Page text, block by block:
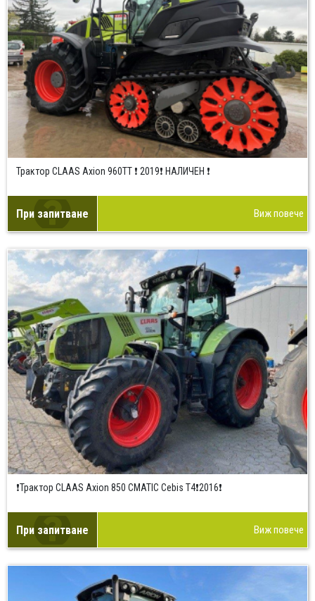
Трактор CLAAS Axion 960TT ❗ 2019❗ НАЛИЧЕН ❗
При запитване Виж повече
❗Трактор CLAAS Axion 850 CMATIC Cebis T4❗2016❗
При запитване Виж повече